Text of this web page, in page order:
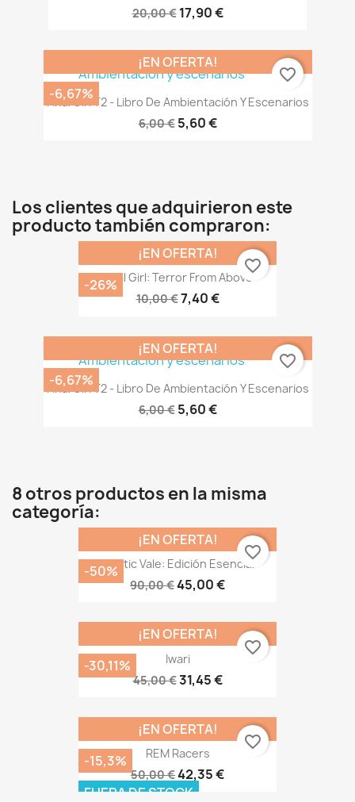
20,00 € 17,90 €
Final Girl T2 - Libro De Ambientación Y Escenarios
6,00 € 5,60 €
¡EN OFERTA!
-6,67%
favorite_border
Los clientes que adquirieron este
producto también compraron:
Final Girl: Terror From Above
10,00 €7,40 €
¡EN OFERTA!
-26%
favorite_border
Final Girl T2 - Libro De Ambientación Y Escenarios
6,00 € 5,60 €
¡EN OFERTA!
-6,67%
favorite_border
8 otros productos en la misma
categoría:
Mystic Vale: Edición Esencial
90,00 €45,00 €
¡EN OFERTA!
-50%
favorite_border
Iwari
45,00 €31,45 €
¡EN OFERTA!
-30,11%
favorite_border
REM Racers
50,00 €42,35 €
¡EN OFERTA!
-15,3%
FUERA DE STOCK
favorite_border